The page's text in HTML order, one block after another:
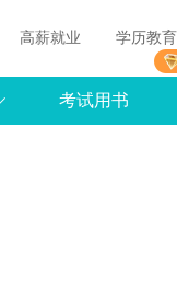
高薪就业 学历教育
考试用书